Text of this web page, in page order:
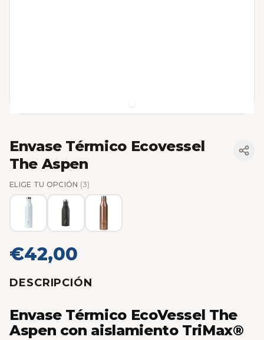
Envase Térmico Ecovessel
The Aspen
ELIGE TU OPCIÓN (3)
€42,00
DESCRIPCIÓN
Envase Térmico EcoVessel The
Aspen con aislamiento TriMax®